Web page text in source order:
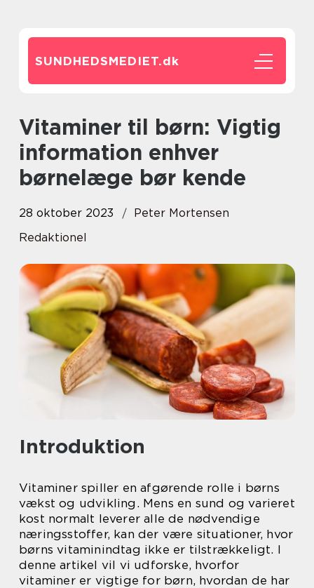
SUNDHEDSMEDIET.dk
Vitaminer til børn: Vigtig
information enhver
børnelæge bør kende
28 oktober 2023
Peter Mortensen
Redaktionel
Introduktion
Vitaminer spiller en afgørende rolle i børns
vækst og udvikling. Mens en sund og varieret
kost normalt leverer alle de nødvendige
næringsstoffer, kan der være situationer, hvor
børns vitaminindtag ikke er tilstrækkeligt. I
denne artikel vil vi udforske, hvorfor
vitaminer er vigtige for børn, hvordan de har